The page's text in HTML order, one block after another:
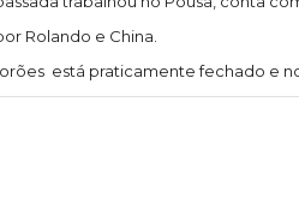
Rolando e China.
está praticamente fechado e